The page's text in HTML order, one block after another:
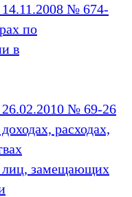
14.11.2008 № 674-
по
в
26.02.2010 № 69-26
расходах,
лиц, замещающих